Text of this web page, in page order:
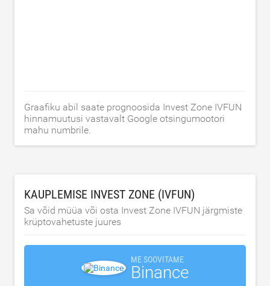
Graafiku abil saate prognoosida Invest Zone IVFUN
hinnamuutusi vastavalt Google otsingumootori
mahu numbrile.
KAUPLEMISE INVEST ZONE (IVFUN)
Sa võid müüa või osta Invest Zone IVFUN järgmiste
krüptovahetuste juures
ME SOOVITAME
Binance